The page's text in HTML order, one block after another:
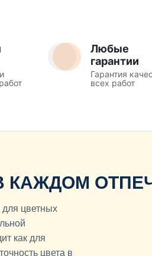
Любые
гарантии
Гарантия
всех работ
цветных
как для
цвета в